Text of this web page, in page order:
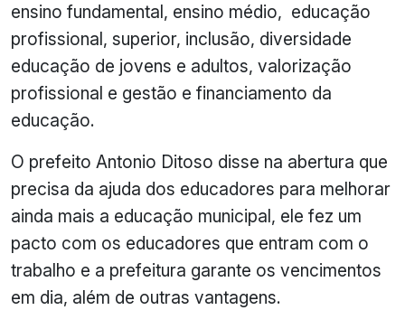
ensino fundamental, ensino médio, educação
profissional, superior, inclusão, diversidade
educação de jovens e adultos, valorização
profissional e gestão e financiamento da
educação.
O prefeito Antonio Ditoso disse na abertura que
precisa da ajuda dos educadores para melhorar
ainda mais a educação municipal, ele fez um
pacto com os educadores que entram com o
trabalho e a prefeitura garante os vencimentos
em dia, além de outras vantagens.